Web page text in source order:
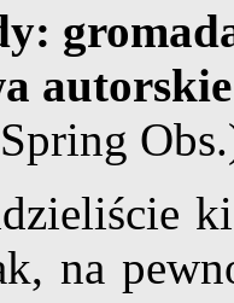
Spring
na